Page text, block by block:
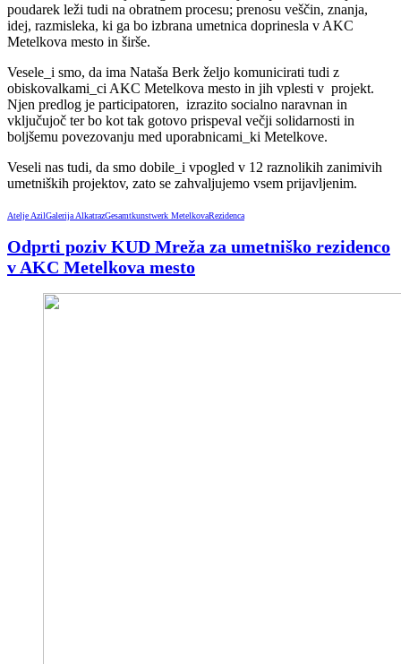
poudarek leži tudi na obratnem procesu; prenosu veščin, znanja,
idej, razmisleka, ki ga bo izbrana umetnica doprinesla v AKC
Metelkova mesto in širše.
Vesele_i smo, da ima Nataša Berk željo komunicirati tudi z
obiskovalkami_ci AKC Metelkova mesto in jih vplesti v projekt.
Njen predlog je participatoren, izrazito socialno naravnan in
vključujoč ter bo kot tak gotovo prispeval večji solidarnosti in
boljšemu povezovanju med uporabnicami_ki Metelkove.
Veseli nas tudi, da smo dobile_i vpogled v 12 raznolikih zanimivih
umetniških projektov, zato se zahvaljujemo vsem prijavljenim.
Atelje AzilGalerija AlkatrazGesamtkunstwerk MetelkovaRezidenca
Odprti poziv KUD Mreža za umetniško rezidenco
v AKC Metelkova mesto